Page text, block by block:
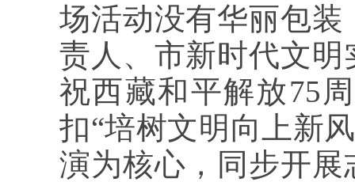
场活动没有华丽包
责人、市新时代文
祝西藏和平解放75
扣“培树文明向上新
演为核心，同步开